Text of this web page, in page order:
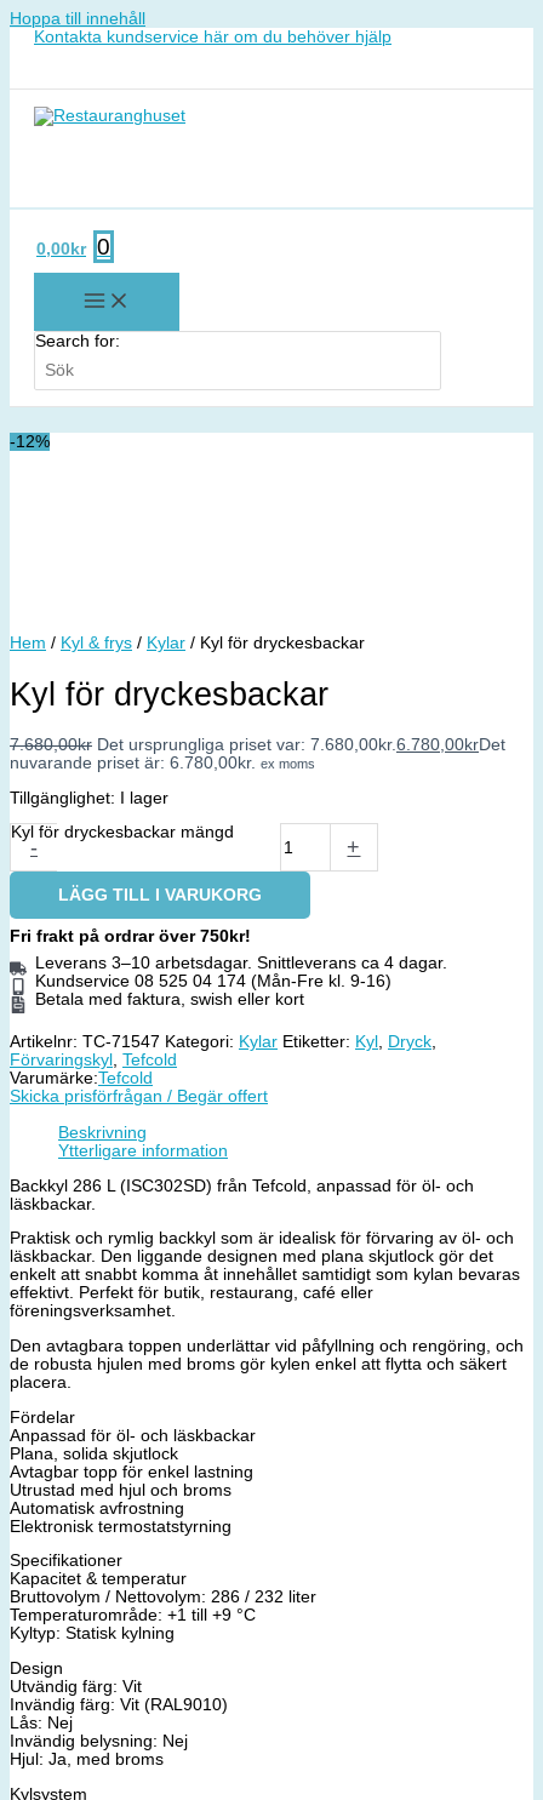
Hoppa till innehåll
Kontakta kundservice här om du behöver hjälp
0,00 kr 0
Search for:
-12%
Hem / Kyl & frys / Kylar / Kyl för dryckesbackar
Kyl för dryckesbackar
7.680,00kr Det ursprungliga priset var: 7.680,00kr. 6.780,00krDet
nuvarande priset är: 6.780,00kr. ex moms
Tillgänglighet: I lager
-
Kyl för dryckesbackar mängd
+
LÄGG TILL I VARUKORG
Fri frakt på ordrar över 750kr!
Leverans 3–10 arbetsdagar. Snittleverans ca 4 dagar.
Kundservice 08 525 04 174 (Mån-Fre kl. 9-16)
Betala med faktura, swish eller kort
Artikelnr: TC-71547 Kategori: Kylar Etiketter: Kyl , Dryck,
Förvaringskyl , Tefcold
Varumärke:Tefcold
Skicka prisförfrågan / Begär offert
Beskrivning
Ytterligare information
Backkyl 286 L (ISC302SD) från Tefcold, anpassad för öl- och
läskbackar.
Praktisk och rymlig backkyl som är idealisk för förvaring av öl- och
läskbackar. Den liggande designen med plana skjutlock gör det
enkelt att snabbt komma åt innehållet samtidigt som kylan bevaras
effektivt. Perfekt för butik, restaurang, café eller
föreningsverksamhet.
Den avtagbara toppen underlättar vid påfyllning och rengöring, och
de robusta hjulen med broms gör kylen enkel att flytta och säkert
placera.
Fördelar
Anpassad för öl- och läskbackar
Plana, solida skjutlock
Avtagbar topp för enkel lastning
Utrustad med hjul och broms
Automatisk avfrostning
Elektronisk termostatstyrning
Specifikationer
Kapacitet & temperatur
Bruttovolym / Nettovolym: 286 / 232 liter
Temperaturområde: +1 till +9 °C
Kyltyp: Statisk kylning
Design
Utvändig färg: Vit
Invändig färg: Vit (RAL9010)
Lås: Nej
Invändig belysning: Nej
Hjul: Ja, med broms
Kylsystem